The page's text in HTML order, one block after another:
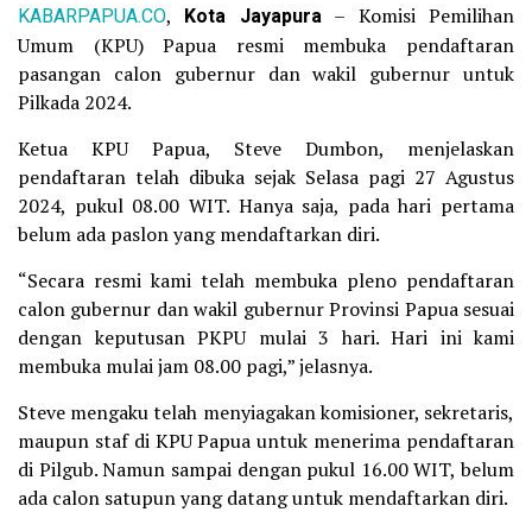
KABARPAPUA.CO, Kota Jayapura– Komisi Pemilihan
Umum (KPU) Papua resmi membuka pendaftaran
pasangan calon gubernur dan wakil gubernur untuk
Pilkada 2024.
Ketua KPU Papua, Steve Dumbon, menjelaskan
pendaftaran telah dibuka sejak Selasa pagi 27 Agustus
2024, pukul 08.00 WIT. Hanya saja, pada hari pertama
belum ada paslon yang mendaftarkan diri.
“Secara resmi kami telah membuka pleno pendaftaran
calon gubernur dan wakil gubernur Provinsi Papua sesuai
dengan keputusan PKPU mulai 3 hari. Hari ini kami
membuka mulai jam 08.00 pagi,” jelasnya.
Steve mengaku telah menyiagakan komisioner, sekretaris,
maupun staf di KPU Papua untuk menerima pendaftaran
di Pilgub. Namun sampai dengan pukul 16.00 WIT, belum
ada calon satupun yang datang untuk mendaftarkan diri.